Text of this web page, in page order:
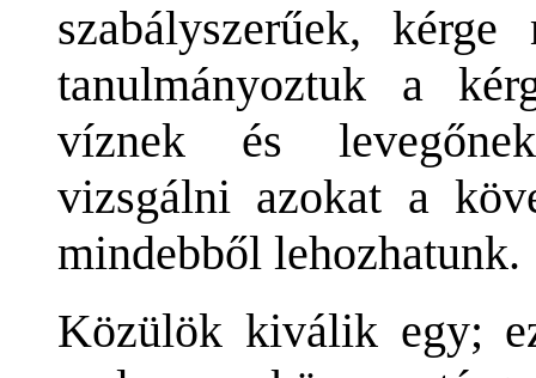
szabályszerűek,
tanulmányoztuk a
víznek és
vizsgálni azokat a
mindebből lehozhatunk.
Közülök kiválik egy;